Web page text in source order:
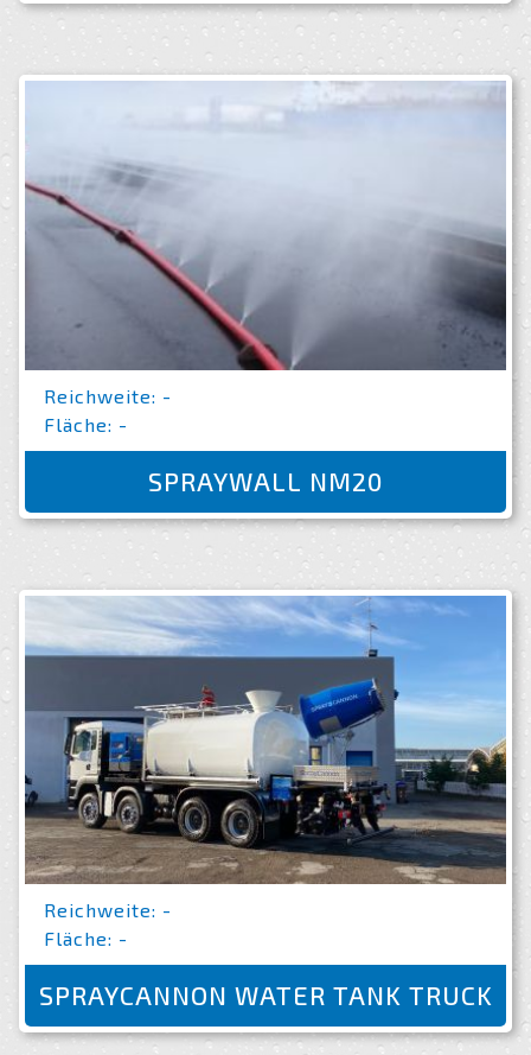
Reichweite: -
Fläche: -
SPRAYWALL NM20
Reichweite: -
Fläche: -
SPRAYCANNON WATER TANK TRUCK